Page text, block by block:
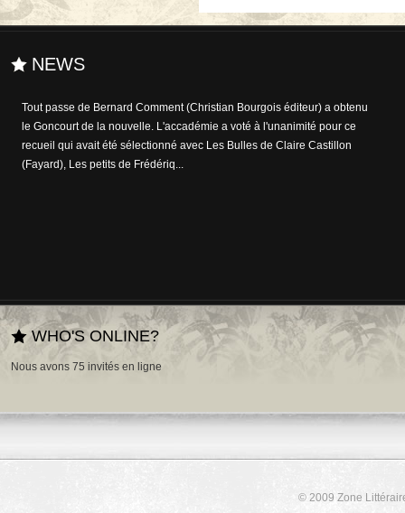
NEWS
Tout passe de Bernard Comment (Christian Bourgois éditeur) a obtenu
le Goncourt de la nouvelle. L'accadémie a voté à l'unanimité pour ce
recueil qui avait été sélectionné avec Les Bulles de Claire Castillon
(Fayard), Les petits de Frédériq...
WHO'S ONLINE?
Nous avons 75 invités en ligne
© 2009 Zone